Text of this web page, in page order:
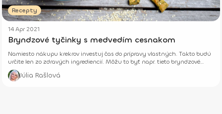
Recepty
14 Apr 2021
Bryndzové tyčinky s medvedím cesnakom
Namiesto nákupu krekrov investuj čas do prípravy vlastných. Takto budú
určite len zo zdravých ingrediencií. Môžu to byť napr. tieto bryndzové
tyčinky s medvedím cesnakom.
Júlia Rašlová